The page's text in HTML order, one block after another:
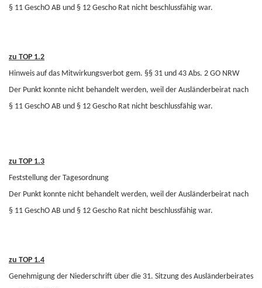
§ 11 GeschO AB und § 12 Gescho Rat nicht beschlussfähig war.
zu TOP 1.2
Hinweis auf das Mitwirkungsverbot gem. §§ 31 und 43 Abs. 2 GO NRW
Der Punkt konnte nicht behandelt werden, weil der Ausländerbeirat nach
§ 11 GeschO AB und § 12 Gescho Rat nicht beschlussfähig war.
zu TOP 1.3
Feststellung der Tagesordnung
Der Punkt konnte nicht behandelt werden, weil der Ausländerbeirat nach
§ 11 GeschO AB und § 12 Gescho Rat nicht beschlussfähig war.
zu TOP 1.4
Genehmigung der Niederschrift über die 31. Sitzung des Ausländerbeirates